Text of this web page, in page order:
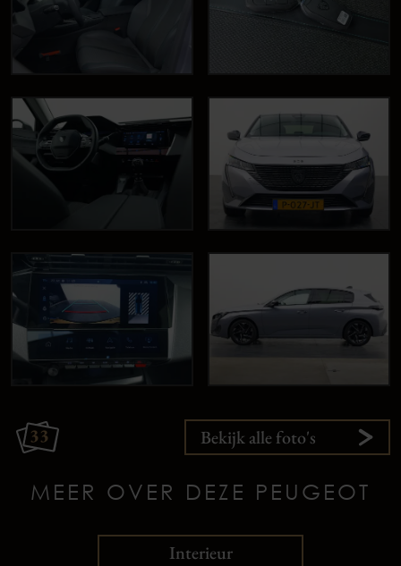
33 Bekijk alle foto's
MEER OVER DEZE PEUGEOT
Interieur